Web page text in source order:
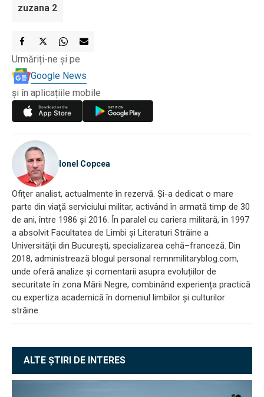
zuzana 2
Urmăriți-ne și pe
Google News
și în aplicațiile mobile
Ionel Copcea
Ofițer analist, actualmente în rezervă. Și-a dedicat o mare
parte din viață serviciului militar, activând în armată timp de 30
de ani, între 1986 și 2016. În paralel cu cariera militară, în 1997
a absolvit Facultatea de Limbi și Literaturi Străine a
Universității din București, specializarea cehă–franceză. Din
2018, administrează blogul personal remnmilitaryblog.com,
unde oferă analize și comentarii asupra evoluțiilor de
securitate în zona Mării Negre, combinând experiența practică
cu expertiza academică în domeniul limbilor și culturilor
străine.
ALTE ȘTIRI DE INTERES